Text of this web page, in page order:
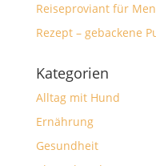
Reiseproviant für
Rezept – gebackene
Kategorien
Alltag mit Hund
Ernährung
Gesundheit